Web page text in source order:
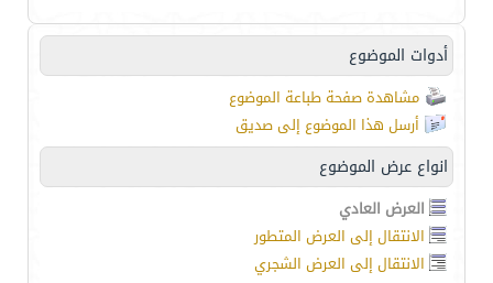
أدوات الموضوع
مشاهدة صفحة طباعة الموضوع
أرسل هذا الموضوع إلى صديق
انواع عرض الموضوع
العرض العادي
الانتقال إلى العرض المتطور
الانتقال إلى العرض الشجري